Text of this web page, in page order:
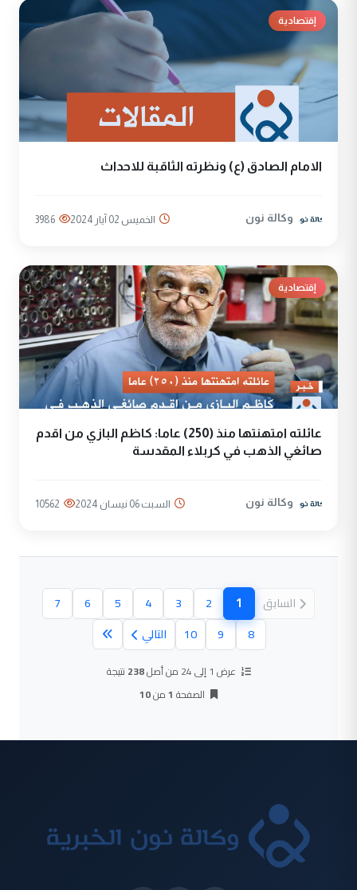
إقتصادية
الامام الصادق (ع) ونظرته الثاقبة للاحداث
وكالة نون الخميس 02 آيار 2024 3986
إقتصادية
عائلته امتهنتها منذ (250) عاما: كاظم البازي من اقدم
صائغي الذهب في كربلاء المقدسة
وكالة نون السبت 06 نيسان 2024 10562
السابق 1
(الصفحة الحالية)
2
3
4
5
6
7
8
9
10 التالي
عرض 1 إلى 24 من أصل 238 نتيجة
الصفحة 1من10